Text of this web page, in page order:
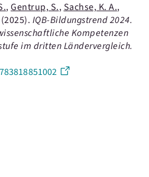
,Gentrup, S.,Sachse, K. A.,
(2025). IQB-Bildungstrend 2024.
Kompetenzen
im dritten Ländervergleich.